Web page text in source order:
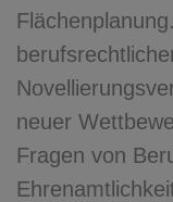
neuer
Fragen von